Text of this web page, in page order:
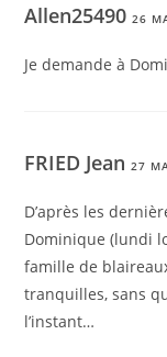
Allen2549026
Je demande à
FRIED Jean27
D’après les
Dominique (lundi
famille de
tranquilles, sans
l’instant…